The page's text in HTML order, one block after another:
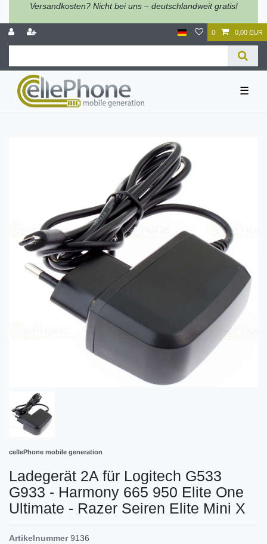
Versandkosten? Nicht bei uns – deutschlandweit gratis!
0 0,00 EUR
☰
cellePhone mobile generation
Ladegerät 2A für Logitech G533
G933 - Harmony 665 950 Elite One
Ultimate - Razer Seiren Elite Mini X
Artikelnummer 9136